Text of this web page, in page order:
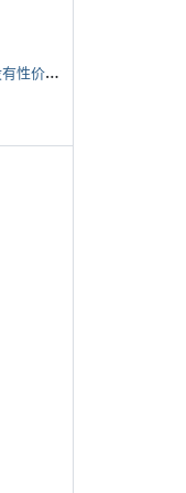
*
想请教有经验的蛋友，想给媳妇7夕买个跳蛋，有没有性价比高的推荐